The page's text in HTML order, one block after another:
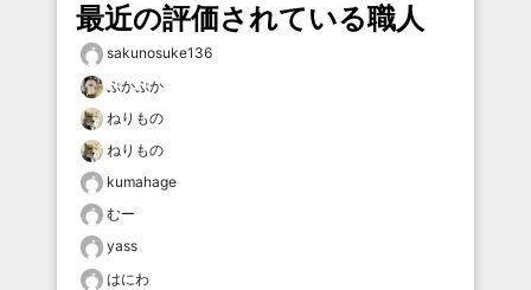
最近の評価されている職人
sakunosuke136
ぷかぷか
ねりもの
ねりもの
kumahage
むー
yass
はにわ